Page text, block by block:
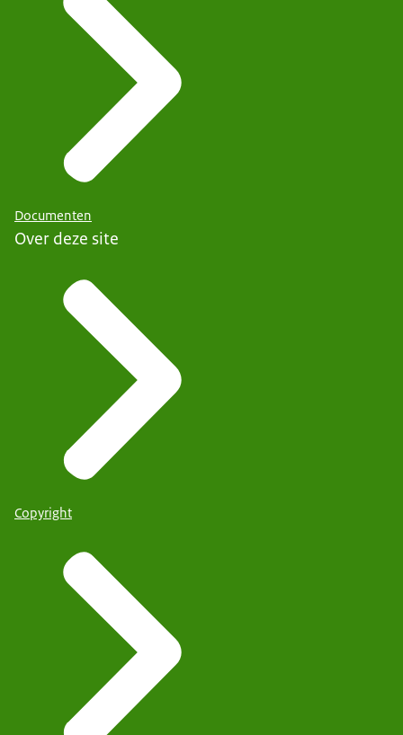
Documenten
Over deze site
Copyright